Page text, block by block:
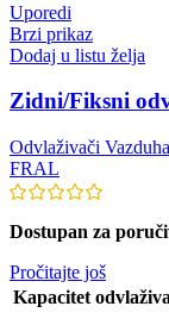
Uporedi
Brzi prikaz
Dodaj u listu želja
Zidni/Fiksni
Odvlaživači Vazduha
FRAL
Dostupan za
Pročitajte još
Kapacitet